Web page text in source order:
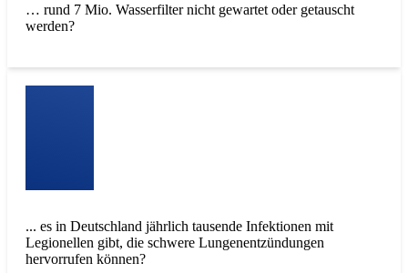
… rund 7 Mio. Wasserfilter nicht gewartet oder getauscht
werden?
... es in Deutschland jährlich tausende Infektionen mit
Legionellen gibt, die schwere Lungenentzündungen
hervorrufen können?